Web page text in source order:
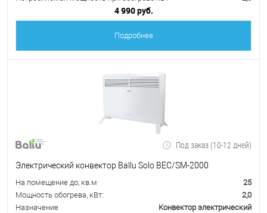
4 990 руб.
Подробнее
Под заказ (10-12 дней)
Электрический конвектор Ballu Solo BEC/SM-2000
На помещение до, кв.м
25
Мощность обогрева, кВт:
2,0
Назначение
Конвектор электрический